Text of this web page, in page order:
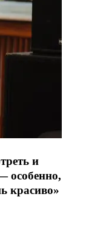
и
особенно,
красиво»